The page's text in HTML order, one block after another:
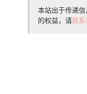
本站出于传递
的权益，请联系